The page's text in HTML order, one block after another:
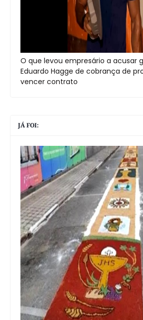
O que levou empresário a acusar
Eduardo Hagge de cobrança de
vencer contrato
JÁ FOI: